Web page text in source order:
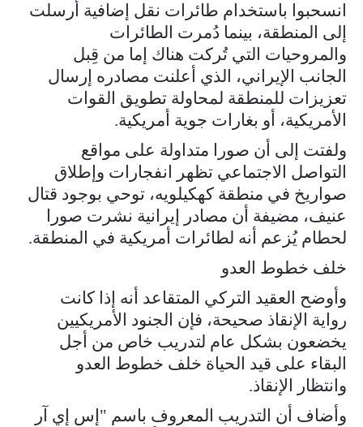
انسحبوا باستخدام طائرات نقل إضافية أُرسلت
إلى المنطقة، بينما دُمرت الطائرات
والمروحيات التي تُركت هناك إما من قِبل
الجانب الإيراني، الذي أعلنت مصادره إرسال
تعزيزات للمنطقة لمحاولة تطويق القوات
الأمريكية، أو بغارات جوية أمريكية.
ولفتت إلى أن صورا متداولة على مواقع
التواصل الاجتماعي تظهر انفجارات وإطلاق
صواريخ في منطقة كهكيلويه، توحي بوجود قتال
عنيف، مضيفة أن مصادر إيرانية نشرت صورا
لحطام يُزعم أنه لطائرات أمريكية في المنطقة.
خلف خطوط العدو
وأوضح العقيد التركي المتقاعد أنه إذا كانت
رواية الإنقاذ صحيحة، فإن الجنود الأمريكيين
يخضعون بشكل عام لتدريب خاص من أجل
البقاء على قيد الحياة خلف خطوط العدو
وانتظار الإنقاذ.
وأضاف أن التدريب المعروف باسم "إس إي آر